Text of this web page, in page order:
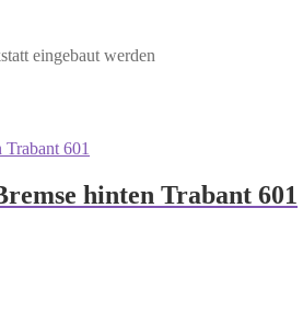
eingebaut werden
hinten Trabant 601